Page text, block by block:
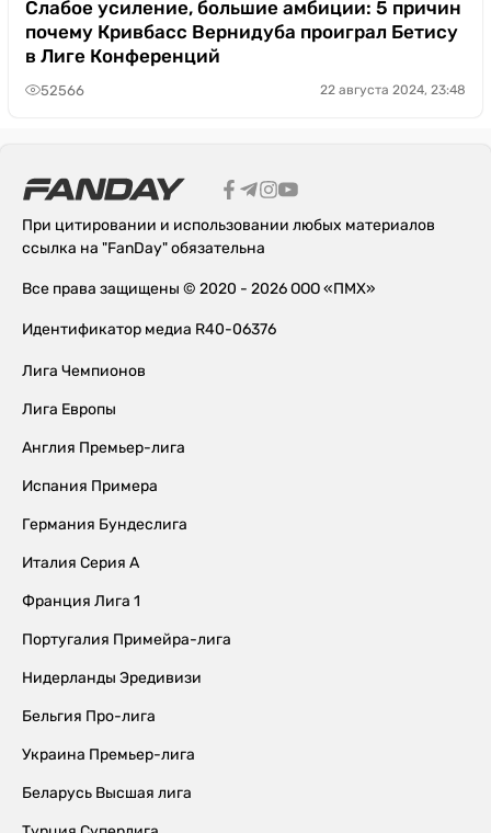
Слабое усиление, большие амбиции: 5 причин
почему Кривбасс Вернидуба проиграл Бетису
в Лиге Конференций
52566 22 августа 2024, 23:48
При цитировании и использовании любых материалов
ссылка на "FanDay" обязательна
Все права защищены © 2020 - 2026 ООО «ПМХ»
Идентификатор медиа R40-06376
Лига Чемпионов
Лига Европы
Англия Премьер-лига
Испания Примера
Германия Бундеслига
Италия Серия А
Франция Лига 1
Португалия Примейра-лига
Нидерланды Эредивизи
Бельгия Про-лига
Украина Премьер-лига
Беларусь Высшая лига